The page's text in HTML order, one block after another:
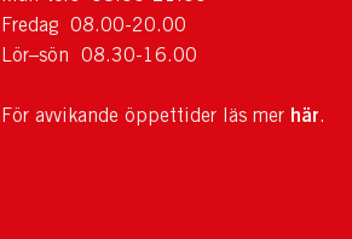
Fredag 08.00-20.00
Lör–sön 08.30-16.00
För avvikande öppettider läs mer här.